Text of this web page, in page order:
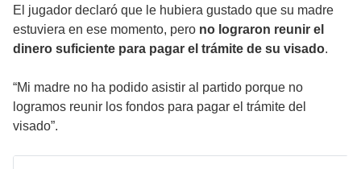
El jugador declaró que le hubiera gustado que su madre
estuviera en ese momento, pero no lograron reunir el
dinero suficiente para pagar el trámite de su visado.
“Mi madre no ha podido asistir al partido porque no
logramos reunir los fondos para pagar el trámite del
visado”.